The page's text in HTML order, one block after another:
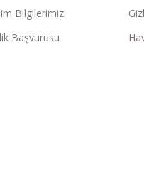
Bilgilerimiz
Başvurusu